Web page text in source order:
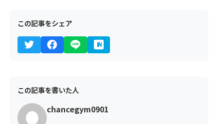
この記事をシェア
この記事を書いた人
chancegym0901